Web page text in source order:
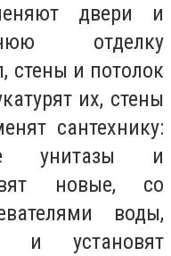
двери и
отделку
стены и потолок
их, стены
сантехнику:
унитазы и
новые, со
воды,
и установят